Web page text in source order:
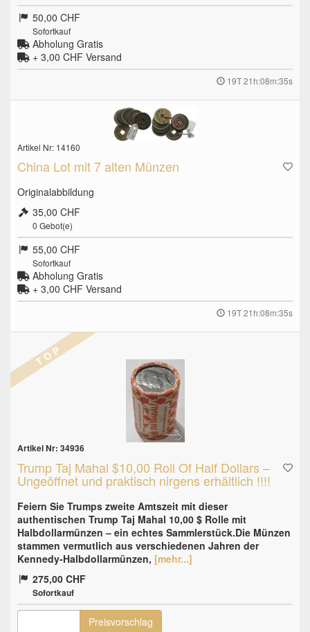
50,00 CHF
Sofortkauf
Abholung Gratis
+ 3,00 CHF Versand
19T 21h:08m:34s
Artikel Nr: 14160
China Lot mit 7 alten Münzen
Originalabbildung
35,00 CHF
0 Gebot(e)
55,00 CHF
Sofortkauf
Abholung Gratis
+ 3,00 CHF Versand
19T 21h:08m:34s
T O P
Artikel Nr: 34936
Trump Taj Mahal $10,00 Roll Of Half Dollars –
Ungeöffnet und praktisch nirgens erhältlich !!!!
Feiern Sie Trumps zweite Amtszeit mit dieser
authentischen Trump Taj Mahal 10,00 $ Rolle mit
Halbdollarmünzen – ein echtes Sammlerstück.Die Münzen
stammen vermutlich aus verschiedenen Jahren der
Kennedy-Halbdollarmünzen, [mehr...]
275,00 CHF
Sofortkauf
Preisvorschlag